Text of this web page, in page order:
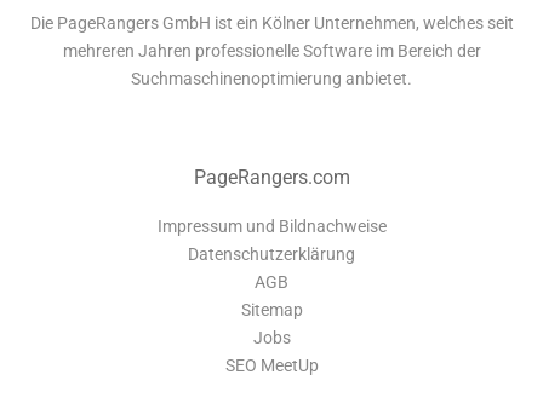
Die PageRangers GmbH ist ein Kölner Unternehmen, welches seit
mehreren Jahren professionelle Software im Bereich der
Suchmaschinenoptimierung anbietet.
PageRangers.com
Impressum und Bildnachweise
Datenschutzerklärung
AGB
Sitemap
Jobs
SEO MeetUp